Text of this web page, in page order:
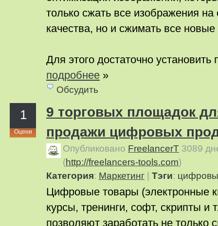
только сжать все изображения на
качества, но и сжимать все
Для этого достаточно
подробнее »
Обсудить
1
Оцени
9 торговых площадок
продажи цифровых
Опубликовано FreelancerT 3089
(http://freelancers-tools.com)
Категория: Маркетинг Тэги:
Цифровые товары (электронные
курсы, тренинги, софт, скрипты и
позволяют заработать не только